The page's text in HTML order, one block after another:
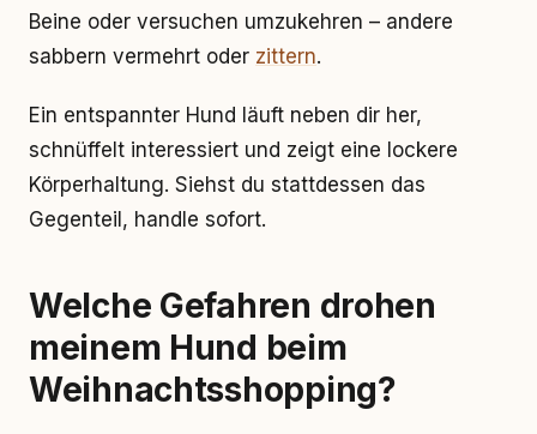
Beine oder versuchen umzukehren – andere
sabbern vermehrt oder zittern.
Ein entspannter Hund läuft neben dir her,
schnüffelt interessiert und zeigt eine lockere
Körperhaltung. Siehst du stattdessen das
Gegenteil, handle sofort.
Welche Gefahren drohen
meinem Hund beim
Weihnachtsshopping?